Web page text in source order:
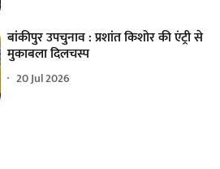
बांकीपुर उपचुनाव : प्रशांत किशोर की एंट्री से
मुकाबला दिलचस्प
20 Jul 2026